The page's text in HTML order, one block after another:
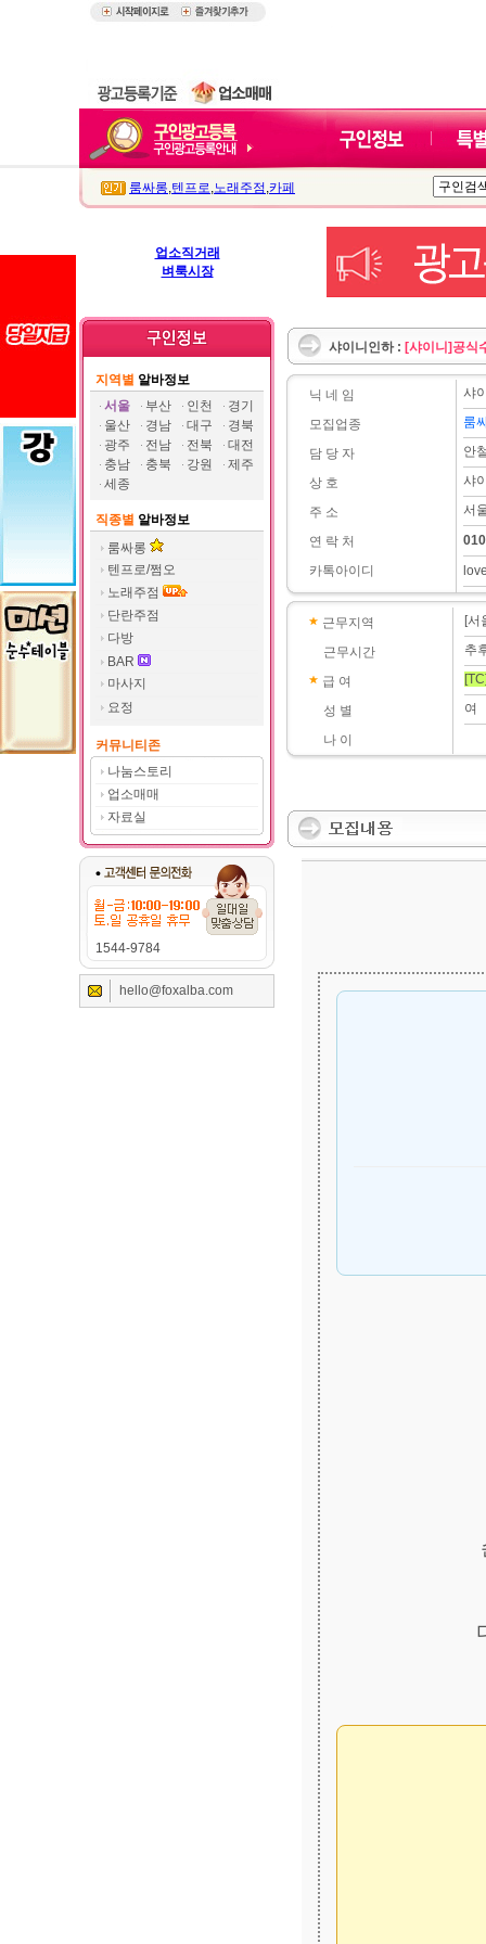
룸싸롱,텐프로,노래주점 ,카페
업소직거래
벼룩시장
지역별 알바정보
서울
부산 인천
경기
울산
경남 대구
경북
광주
전남 전북
대전
충남
충북 강원
제주
세종
직종별 알바정보
룸싸롱
텐프로/쩜오
노래주점
단란주점
다방
BAR
마사지
요정
커뮤니티존
나눔스토리
업소매매
자료실
1544-9784
hello@foxalba.com
샤이니인하 : [샤이니]공식
닉 네 임
모집업종
담 당 자
상 호
주 소
연 락 처
카톡아이디
샤
룸
안
샤
서
근무지역
근무시간
급 여
성 별
나 이
[서
추
여